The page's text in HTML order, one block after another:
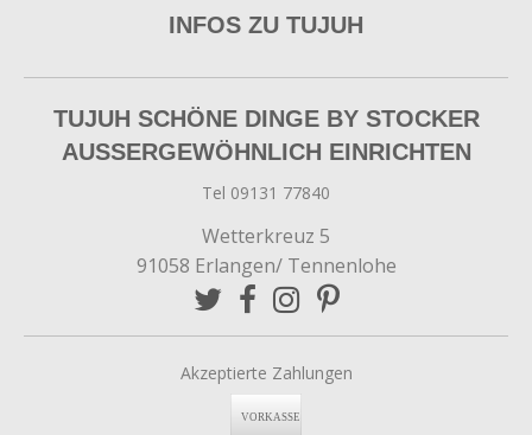
INFOS ZU TUJUH
TUJUH SCHÖNE DINGE BY STOCKER
AUSSERGEWÖHNLICH EINRICHTEN
Tel 09131 77840
Wetterkreuz 5
91058 Erlangen/ Tennenlohe
Akzeptierte Zahlungen